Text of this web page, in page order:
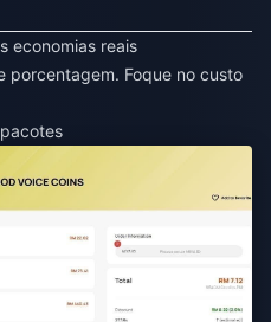
economias reais
porcentagem. Foque no custo